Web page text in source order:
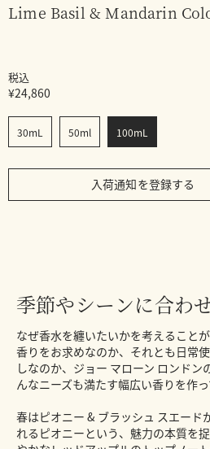
Lime Basil & Mandarin
税込
¥24,860
30mL 50ml 100mL
入荷通知を登録する
季節やシーンに合わ
なぜ香水を纏いたいかを考えること
香りをお求めなのか、それとも日常
しなのか、ジョー マローン ロンド
んなニーズも満たす幅広い香りを作っ
春はピオニー & ブラッシュ スエード
れるピオニーという、魅力の本質を